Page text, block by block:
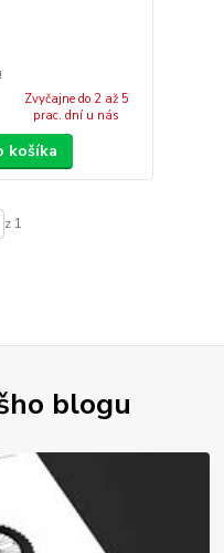
Zvyčajne do 2 až 5
prac. dní u nás
košíka
z 1
blogu